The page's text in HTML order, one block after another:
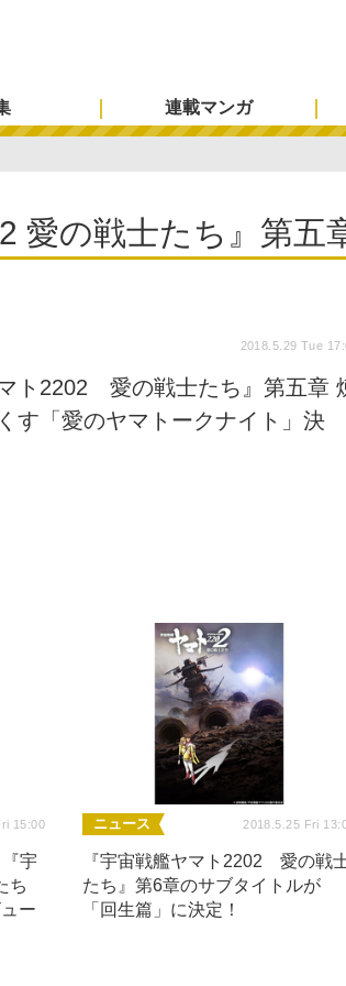
連載マンガ
愛の戦士たち』第五
2018.5.29 Tue
マト2202 愛の戦士たち』第五章
す「愛のヤマトークナイト」決
15:00
宇
ち
ー
ニュース 2018.5.25 Fri
『宇宙戦艦ヤマト2202 愛の戦
たち』第6章のサブタイトルが
「回生篇」に決定！